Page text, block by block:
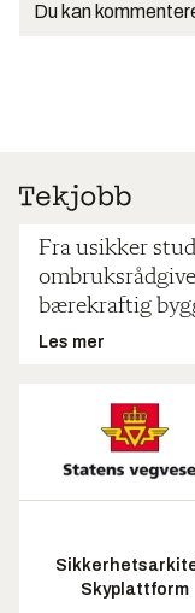
Du kan
Fra usikker
bærekraftig
Les mer
Skyplattform